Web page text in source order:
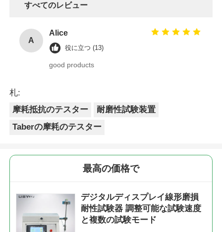
すべてのレビュー
A
Alice
役に立つ (13)
good products
札:
摩耗抵抗のテスター
耐磨性試験装置
Taberの摩耗のテスター
最高の価格で
デジタルディスプレイ線形磨損
耐性試験器 調整可能な試験速度
と複数の試験モード